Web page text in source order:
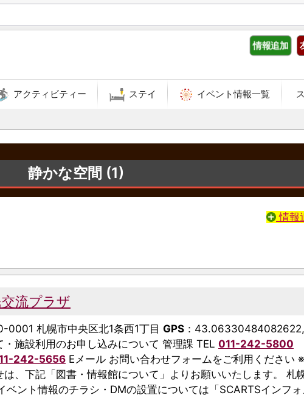
情報追加
アクティビティー ステイ イベント情報一覧
静かな空間 (1)
情報
流プラザ
0001 札幌市中央区北1条西1丁目 GPS ：
・施設利用のお申し込みについて 管理課 TEL 011-242-5800
242-5656 Eメール お問い合わせフォームをご利用ください
は、下記「図書・情報館について」よりお願いいたします。 札
ント情報のチラシ・DMの設置については「SCARTSインフ